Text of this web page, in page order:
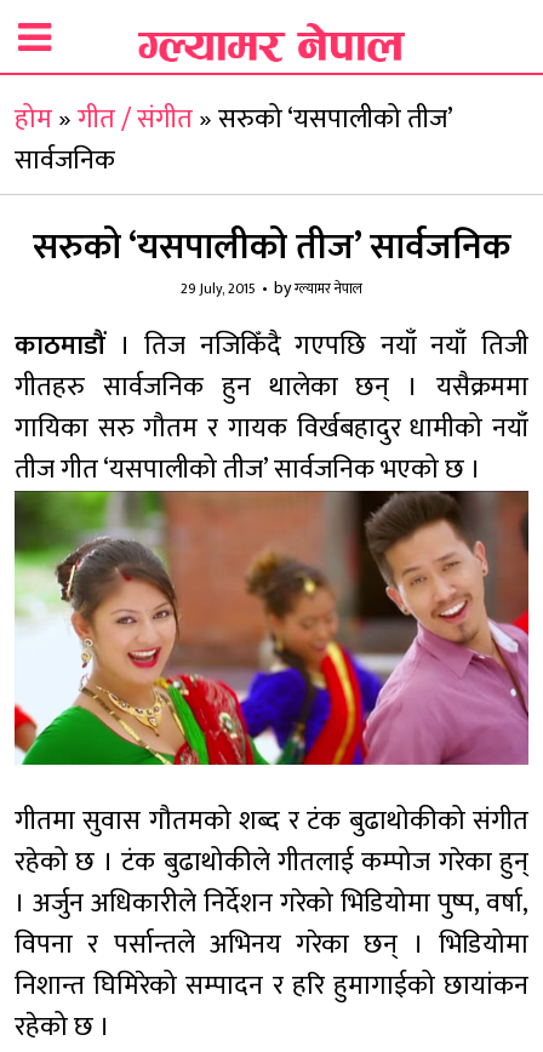
होम»गीत / संगीत»सरुको ‘यसपालीको तीज’
सार्वजनिक
सरुको ‘यसपालीको तीज’ सार्वजनिक
29 July, 2015 byग्ल्यामर नेपाल
काठमाडौं। तिज नजिकिँदै गएपछि नयाँ नयाँ तिजी
गीतहरु सार्वजनिक हुन थालेका छन् । यसैक्रममा
गायिका सरु गौतम र गायक विर्खबहादुर धामीको नयाँ
तीज गीत ‘यसपालीको तीज’ सार्वजनिक भएको छ ।
गीतमा सुवास गौतमको शब्द र टंक बुढाथोकीको संगीत
रहेको छ । टंक बुढाथोकीले गीतलाई कम्पोज गरेका हुन्
। अर्जुन अधिकारीले निर्देशन गरेको भिडियोमा पुष्प, वर्षा,
विपना र पर्सान्तले अभिनय गरेका छन् । भिडियोमा
निशान्त घिमिरेको सम्पादन र हरि हुमागाईको छायांकन
रहेको छ ।